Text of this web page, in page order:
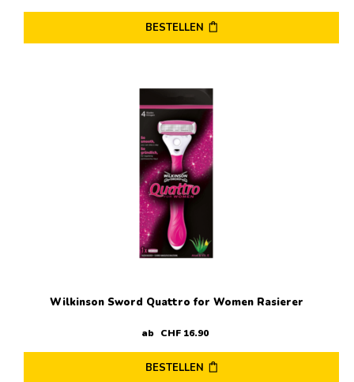
BESTELLEN
Wilkinson Sword Quattro for Women Rasierer
ab CHF16.90
BESTELLEN